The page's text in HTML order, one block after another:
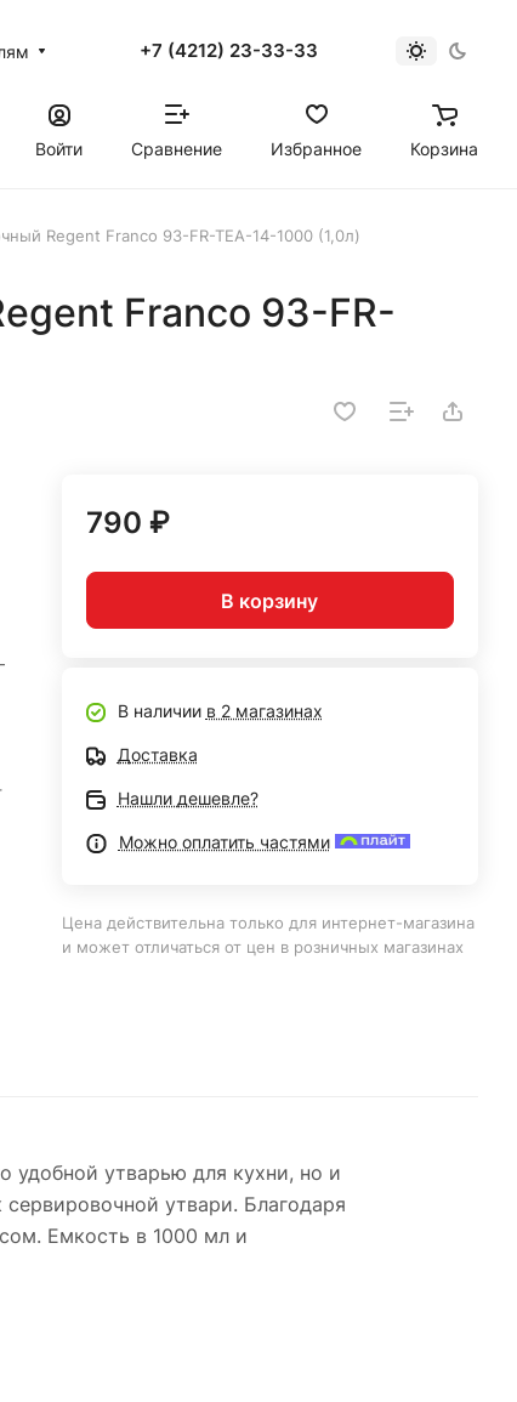
+7 (4212) 23-33-33
Войти
Сравнение Избранное Корзина
Regent Franco 93-FR-TEA-14-1000 (1,0л)
Franco 93-FR-
790 ₽
В корзину
В наличии в 2 магазинах
Доставка
Нашли дешевле?
Можно оплатить частями
Цена действительна только для интернет-магазина
и может отличаться от цен в розничных магазинах
удобной утварью для кухни, но и
утвари. Благодаря
Емкость в 1000 мл и